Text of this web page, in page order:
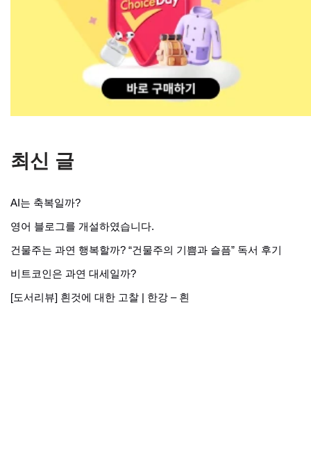
최신 글
AI는 축복일까?
영어 블로그를 개설하였습니다.
건물주는 과연 행복할까? “건물주의 기쁨과 슬픔” 독서 후기
비트코인은 과연 대세일까?
[도서리뷰] 흰것에 대한 고찰 | 한강 – 흰